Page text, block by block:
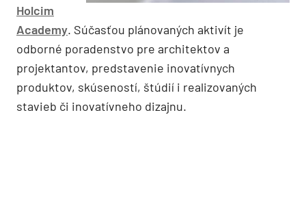
Holcim
Academy. Súčasťou plánovaných aktivít je
odborné poradenstvo pre architektov a
projektantov, predstavenie inovatívnych
produktov, skúseností, štúdií i realizovaných
stavieb či inovatívneho dizajnu.